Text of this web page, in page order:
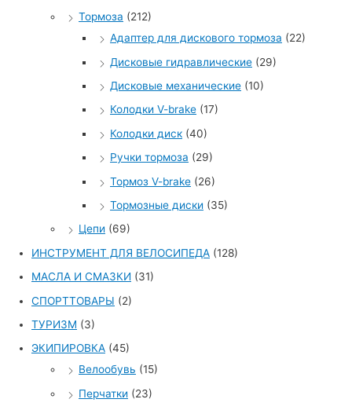
Тормоза (212)
Адаптер для дискового тормоза (22)
Дисковые гидравлические (29)
Дисковые механические (10)
Колодки V-brake (17)
Колодки диск (40)
Ручки тормоза (29)
Тормоз V-brake (26)
Тормозные диски (35)
Цепи (69)
ИНСТРУМЕНТ ДЛЯ ВЕЛОСИПЕДА (128)
МАСЛА И СМАЗКИ (31)
СПОРТТОВАРЫ (2)
ТУРИЗМ (3)
ЭКИПИРОВКА (45)
Велообувь (15)
Перчатки (23)